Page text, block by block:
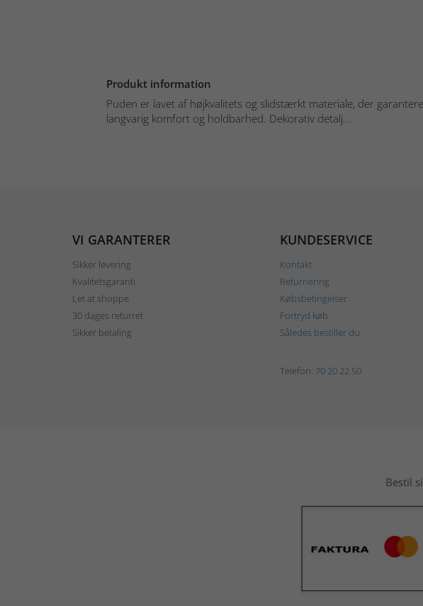
Produkt information
Puden er lavet af højkvalitets og slidstærkt materiale, der
langvarig komfort og holdbarhed. Dekorativ detalj...
VI GARANTERER
Sikker levering
Kvalitetsgaranti
Let at shoppe
30 dages returret
Sikker betaling
KUNDESERVICE
Kontakt
Returnering
Købsbetingelser
Fortryd køb
Således bestiller du
Telefon: 70 20 22 50
Bestil